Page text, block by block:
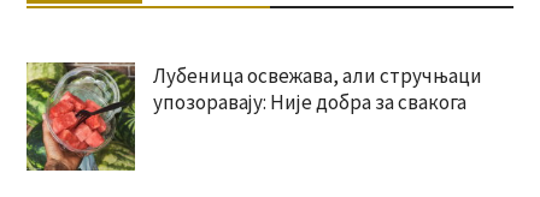
Лубеница освежава, али стручњаци
упозоравају: Није добра за свакога